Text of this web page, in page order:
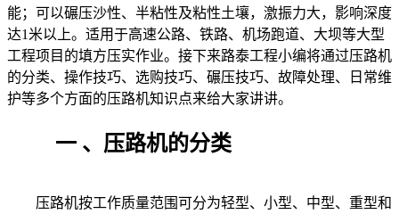
能；可以碾压沙性、半粘性及粘性土壤，激振力大，影响深度
达1米以上。适用于高速公路、铁路、机场跑道、大坝等大型
工程项目的填方压实作业。接下来路泰工程小编将通过压路机
的分类、操作技巧、 选购技巧、 碾压技巧、故障处理、日常维
护等多个方面的压路机知识点来给大家讲讲。
一 、压路机的分类
压路机按工作质量范围可分为轻型、小型、中型、重型和